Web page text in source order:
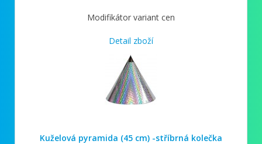
Modifikátor variant cen
Detail zboží
Kuželová pyramida (45 cm) -stříbrná kolečka